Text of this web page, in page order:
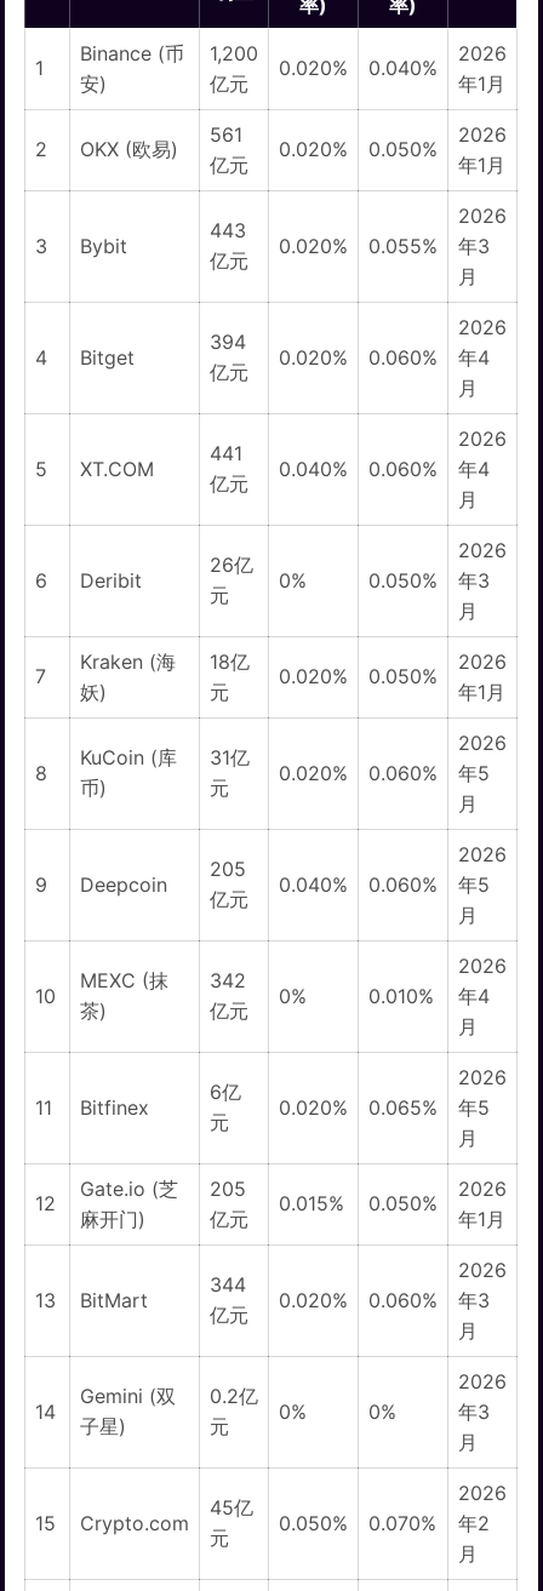
率) 率)
1
Binance (币
安)
1,200
亿元
0.020% 0.040%
2026
年1月
2 OKX (欧易)
561
亿元
0.020% 0.050%
2026
年1月
3 Bybit
443
亿元
0.020% 0.055%
2026
年3
月
4 Bitget
394
亿元
0.020% 0.060%
2026
年4
月
5 XT.COM
441
亿元
0.040% 0.060%
2026
年4
月
6 Deribit
26亿
元
0% 0.050%
2026
年3
月
7
Kraken (海
妖)
18亿
元
0.020% 0.050%
2026
年1月
8
KuCoin (库
币)
31亿
元
0.020% 0.060%
2026
年5
月
9 Deepcoin
205
亿元
0.040% 0.060%
2026
年5
月
10
MEXC (抹
茶)
342
亿元
0% 0.010%
2026
年4
月
11 Bitfinex
6亿
元
0.020% 0.065%
2026
年5
月
12
Gate.io (芝
麻开门)
205
亿元
0.015% 0.050%
2026
年1月
13 BitMart
344
亿元
0.020% 0.060%
2026
年3
月
14
Gemini (双
子星)
0.2亿
元
0% 0%
2026
年3
月
15 Crypto.com
45亿
元
0.050% 0.070%
2026
年2
月